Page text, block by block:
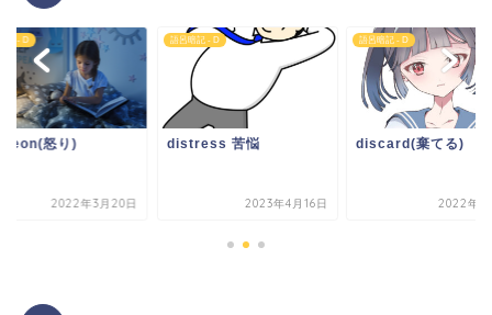
記 - D
怒り)
2022年3月20日
語呂暗記 - D
distress 苦悩
2023年4月16日
語呂暗記 - D
discard(棄てる)
2022年5